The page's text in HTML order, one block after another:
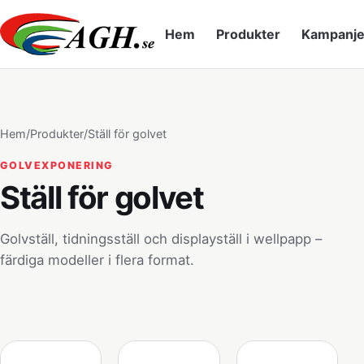
Hem Produkter
Hem/Produkter/Ställ för golvet
GOLVEXPONERING
Ställ för golvet
Golvställ, tidningsställ och displayställ i wellpapp –
färdiga modeller i flera format.